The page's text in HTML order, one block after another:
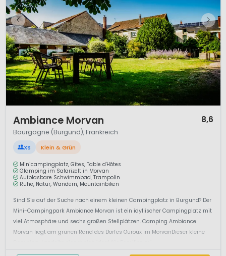
Ambiance Morvan 8,6
Bourgogne (Burgund), Frankreich
XS Klein & Grün
Minicampingplatz, Gîtes, Table d'Hôtes
Glamping im Safarizelt in Morvan
Aufblasbare Schwimmbad, Trampolin
Ruhe, Natur, Wandern, Mountainbiken
Sind Sie auf der Suche nach einem kleinen Campingplatz in Burgund? Der
Mini-Campingpark Ambiance Morvan ist ein idyllischer Campingplatz mit
viel Atmosphäre und sechs großen Stellplätzen. Camping Ambiance
Morvan liegt am grünen Rand des Dorfes Ouroux im MorvanDieser kleine